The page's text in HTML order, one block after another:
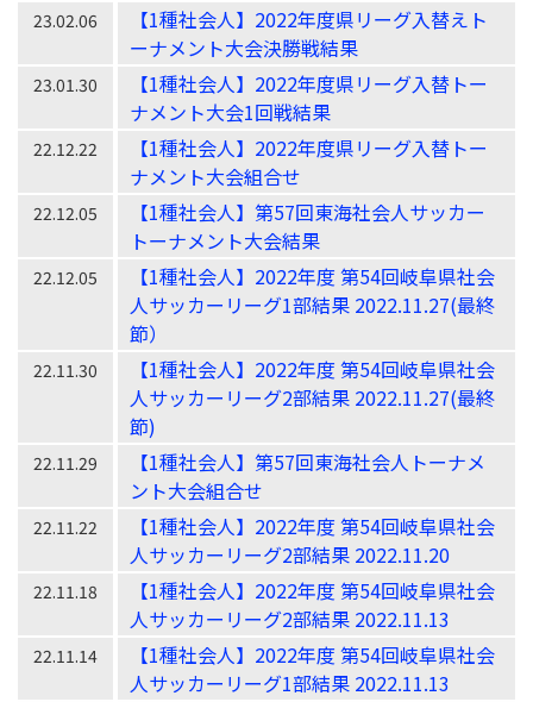
23.02.06
【1種社会人】2022年度県リーグ入替えト
ーナメント大会決勝戦結果
23.01.30
【1種社会人】2022年度県リーグ入替トー
ナメント大会1回戦結果
22.12.22
【1種社会人】2022年度県リーグ入替トー
ナメント大会組合せ
22.12.05
【1種社会人】第57回東海社会人サッカー
トーナメント大会結果
22.12.05
【1種社会人】2022年度 第54回岐阜県社会
人サッカーリーグ1部結果 2022.11.27(最終
節）
22.11.30
【1種社会人】2022年度 第54回岐阜県社会
人サッカーリーグ2部結果 2022.11.27(最終
節)
22.11.29
【1種社会人】第57回東海社会人トーナメ
ント大会組合せ
22.11.22
【1種社会人】2022年度 第54回岐阜県社会
人サッカーリーグ2部結果 2022.11.20
22.11.18
【1種社会人】2022年度 第54回岐阜県社会
人サッカーリーグ2部結果 2022.11.13
22.11.14
【1種社会人】2022年度 第54回岐阜県社会
人サッカーリーグ1部結果 2022.11.13